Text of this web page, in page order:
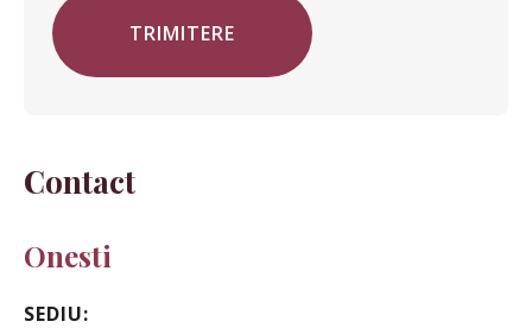
TRIMITERE
Contact
Onesti
SEDIU: